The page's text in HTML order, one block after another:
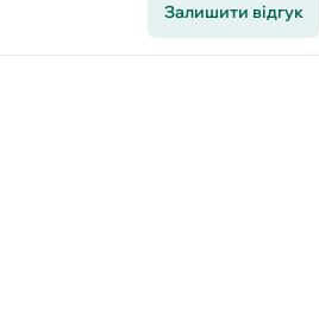
Залишити відгук